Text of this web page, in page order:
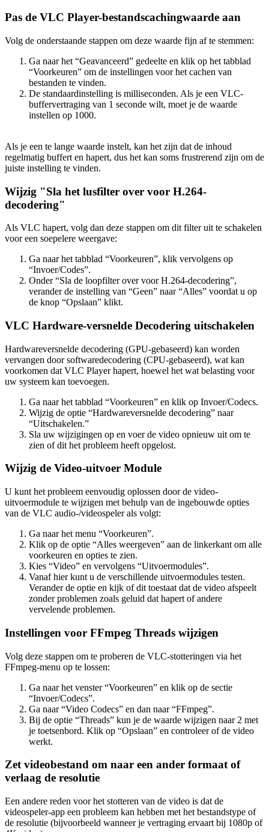
Pas de VLC Player-bestandscachingwaarde aan
Volg de onderstaande stappen om deze waarde fijn af te stemmen:
Ga naar het “Geavanceerd” gedeelte en klik op het tabblad
“Voorkeuren” om de instellingen voor het cachen van
bestanden te vinden.
De standaardinstelling is milliseconden. Als je een VLC-
buffervertraging van 1 seconde wilt, moet je de waarde
instellen op 1000.
Als je een te lange waarde instelt, kan het zijn dat de inhoud
regelmatig buffert en hapert, dus het kan soms frustrerend zijn om de
juiste instelling te vinden.
Wijzig "Sla het lusfilter over voor H.264-
decodering"
Als VLC hapert, volg dan deze stappen om dit filter uit te schakelen
voor een soepelere weergave:
Ga naar het tabblad “Voorkeuren”, klik vervolgens op
“Invoer/Codes”.
Onder “Sla de loopfilter over voor H.264-decodering”,
verander de instelling van “Geen” naar “Alles” voordat u op
de knop “Opslaan” klikt.
VLC Hardware-versnelde Decodering uitschakelen
Hardwareversnelde decodering (GPU-gebaseerd) kan worden
vervangen door softwaredecodering (CPU-gebaseerd), wat kan
voorkomen dat VLC Player hapert, hoewel het wat belasting voor
uw systeem kan toevoegen.
Ga naar het tabblad “Voorkeuren” en klik op Invoer/Codecs.
Wijzig de optie “Hardwareversnelde decodering” naar
“Uitschakelen.”
Sla uw wijzigingen op en voer de video opnieuw uit om te
zien of dit het probleem heeft opgelost.
Wijzig de Video-uitvoer Module
U kunt het probleem eenvoudig oplossen door de video-
uitvoermodule te wijzigen met behulp van de ingebouwde opties
van de VLC audio-/videospeler als volgt:
Ga naar het menu “Voorkeuren”.
Klik op de optie “Alles weergeven” aan de linkerkant om alle
voorkeuren en opties te zien.
Kies “Video” en vervolgens “Uitvoermodules”.
Vanaf hier kunt u de verschillende uitvoermodules testen.
Verander de optie en kijk of dit toestaat dat de video afspeelt
zonder problemen zoals geluid dat hapert of andere
vervelende problemen.
Instellingen voor FFmpeg Threads wijzigen
Volg deze stappen om te proberen de VLC-stotteringen via het
FFmpeg-menu op te lossen:
Ga naar het venster “Voorkeuren” en klik op de sectie
“Invoer/Codecs”.
Ga naar “Video Codecs” en dan naar “FFmpeg”.
Bij de optie “Threads” kun je de waarde wijzigen naar 2 met
je toetsenbord. Klik op “Opslaan” en controleer of de video
werkt.
Zet videobestand om naar een ander formaat of
verlaag de resolutie
Een andere reden voor het stotteren van de video is dat de
videospeler-app een probleem kan hebben met het bestandstype of
de resolutie (bijvoorbeeld wanneer je vertraging ervaart bij 1080p of